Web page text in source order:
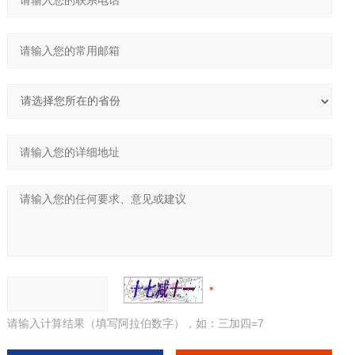
请输入计算结果（填写阿拉伯数字），如：三加四=7